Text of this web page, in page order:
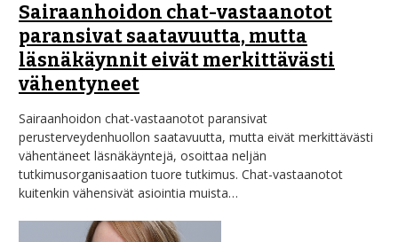
Sairaanhoidon chat-vastaanotot
paransivat saatavuutta, mutta
läsnäkäynnit eivät merkittävästi
vähentyneet
Sairaanhoidon chat-vastaanotot paransivat
perusterveydenhuollon saatavuutta, mutta eivät merkittävästi
vähentäneet läsnäkäyntejä, osoittaa neljän
tutkimusorganisaation tuore tutkimus. Chat-vastaanotot
kuitenkin vähensivät asiointia muista…